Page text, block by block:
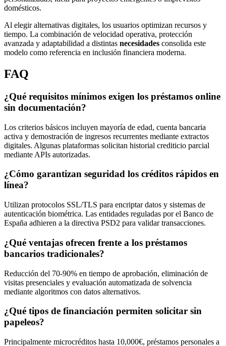
domésticos.
Al elegir alternativas digitales, los usuarios optimizan recursos y
tiempo. La combinación de velocidad operativa, protección
avanzada y adaptabilidad a distintas necesidades consolida este
modelo como referencia en inclusión financiera moderna.
FAQ
¿Qué requisitos mínimos exigen los préstamos online
sin documentación?
Los criterios básicos incluyen mayoría de edad, cuenta bancaria
activa y demostración de ingresos recurrentes mediante extractos
digitales. Algunas plataformas solicitan historial crediticio parcial
mediante APIs autorizadas.
¿Cómo garantizan seguridad los créditos rápidos en
línea?
Utilizan protocolos SSL/TLS para encriptar datos y sistemas de
autenticación biométrica. Las entidades reguladas por el Banco de
España adhieren a la directiva PSD2 para validar transacciones.
¿Qué ventajas ofrecen frente a los préstamos
bancarios tradicionales?
Reducción del 70-90% en tiempo de aprobación, eliminación de
visitas presenciales y evaluación automatizada de solvencia
mediante algoritmos con datos alternativos.
¿Qué tipos de financiación permiten solicitar sin
papeleos?
Principalmente microcréditos hasta 10,000€, préstamos personales a